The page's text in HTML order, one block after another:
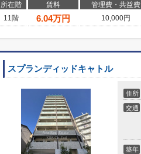
所在階 賃料 管理費・共益費
11階
6.04万円 10,000円
スプランディッドキャトル
住所
交通
築年